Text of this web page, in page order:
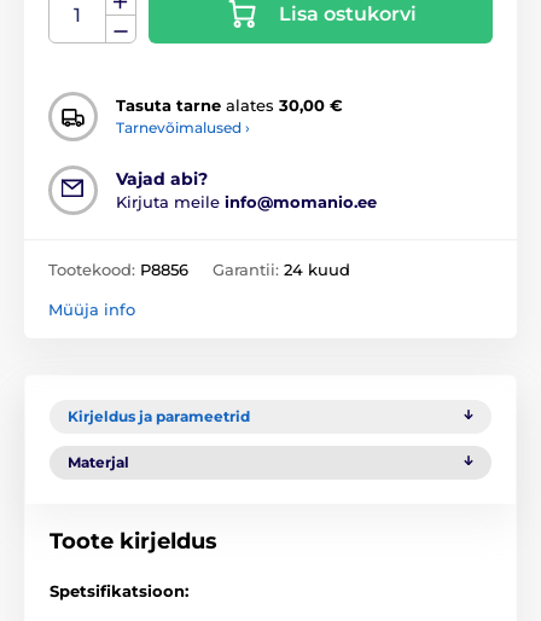
Lisa ostukorvi
Tasuta tarne alates 30,00 €
Tarnevõimalused ›
Vajad abi?
Kirjuta meile info@momanio.ee
Tootekood: P8856 Garantii: 24 kuud
Müüja info
Kirjeldus ja parameetrid
Materjal
Toote kirjeldus
Spetsifikatsioon: